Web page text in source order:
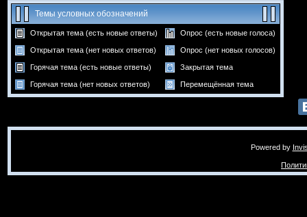
Темы условных обозначений
Открытая тема (есть новые ответы) Опрос (есть новые голоса)
Открытая тема (нет новых ответов) Опрос (нет новых голосов)
Горячая тема (есть новые ответы) Закрытая тема
Горячая тема (нет новых ответов) Перемещённая тема
Powered by